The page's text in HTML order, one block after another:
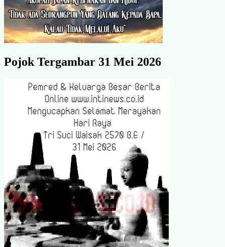
Pojok Tergambar 31 Mei 2026